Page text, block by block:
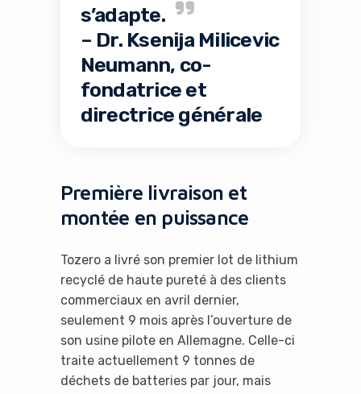
s’adapte.
– Dr. Ksenija Milicevic
Neumann, co-
fondatrice et
directrice générale
Première livraison et
montée en puissance
Tozero a livré son premier lot de lithium
recyclé de haute pureté à des clients
commerciaux en avril dernier,
seulement 9 mois après l’ouverture de
son usine pilote en Allemagne. Celle-ci
traite actuellement 9 tonnes de
déchets de batteries par jour, mais